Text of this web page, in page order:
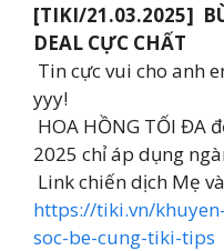
[TIKI/21.03.2025]
DEAL CỰC CHẤT
Tin cực vui cho anh
yyy!
HOA HỒNG TỐI ĐA
2025 chỉ áp dụng
Link chiến dịch Mẹ
https://tiki.vn/
soc-be-cung-tiki-tips